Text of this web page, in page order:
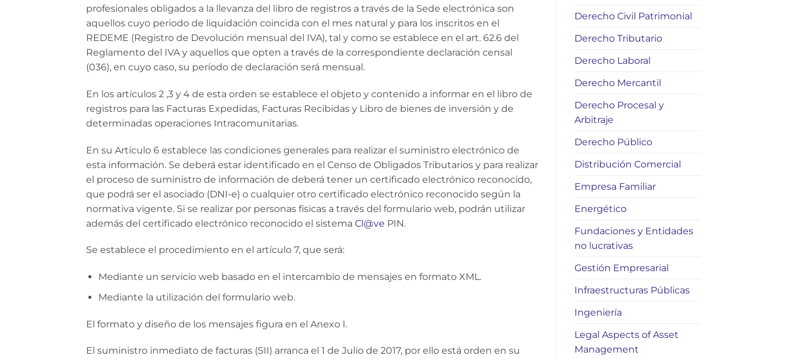
profesionales obligados a la llevanza del libro de registros a través de la Sede electrónica son
aquellos cuyo periodo de liquidación coincida con el mes natural y para los inscritos en el
REDEME (Registro de Devolución mensual del IVA), tal y como se establece en el art. 62.6 del
Reglamento del IVA y aquellos que opten a través de la correspondiente declaración censal
(036), en cuyo caso, su período de declaración será mensual.
En los artículos 2 ,3 y 4 de esta orden se establece el objeto y contenido a informar en el libro de
registros para las Facturas Expedidas, Facturas Recibidas y Libro de bienes de inversión y de
determinadas operaciones Intracomunitarias.
En su Artículo 6 establece las condiciones generales para realizar el suministro electrónico de
esta información. Se deberá estar identificado en el Censo de Obligados Tributarios y para realizar
el proceso de suministro de información de deberá tener un certificado electrónico reconocido,
que podrá ser el asociado (DNI-e) o cualquier otro certificado electrónico reconocido según la
normativa vigente. Si se realizar por personas físicas a través del formulario web, podrán utilizar
además del certificado electrónico reconocido el sistema Cl@ve PIN.
Se establece el procedimiento en el artículo 7, que será:
Mediante un servicio web basado en el intercambio de mensajes en formato XML.
Mediante la utilización del formulario web.
El formato y diseño de los mensajes figura en el Anexo I.
El suministro inmediato de facturas (SII) arranca el 1 de Julio de 2017, por ello está orden en su
Derecho Civil Patrimonial
Derecho Tributario
Derecho Laboral
Derecho Mercantil
Derecho Procesal y
Arbitraje
Derecho Público
Distribución Comercial
Empresa Familiar
Energético
Fundaciones y Entidades
no lucrativas
Gestión Empresarial
Infraestructuras Públicas
Ingeniería
Legal Aspects of Asset
Management